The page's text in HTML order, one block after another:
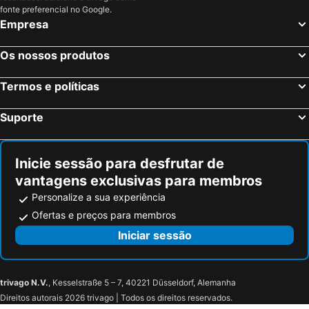
Miami, Flórida Hotéis
Los Angeles, Califórnia Hotéis
Boston, Massachusetts Hotéis
fonte preferencial no Google.
Empresa
Os nossos produtos
Termos e políticas
Suporte
Inicie sessão para desfrutar de
vantagens exclusivas para membros
Personalize a sua experiência
Ofertas e preços para membros
Iniciar sessão
trivago N.V., Kesselstraße 5 – 7, 40221 Düsseldorf, Alemanha
Direitos autorais 2026 trivago | Todos os direitos reservados.